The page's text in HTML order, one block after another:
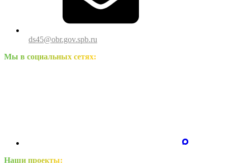
ds45@obr.gov.spb.ru
Мы в социальных сетях:
Наши проекты: